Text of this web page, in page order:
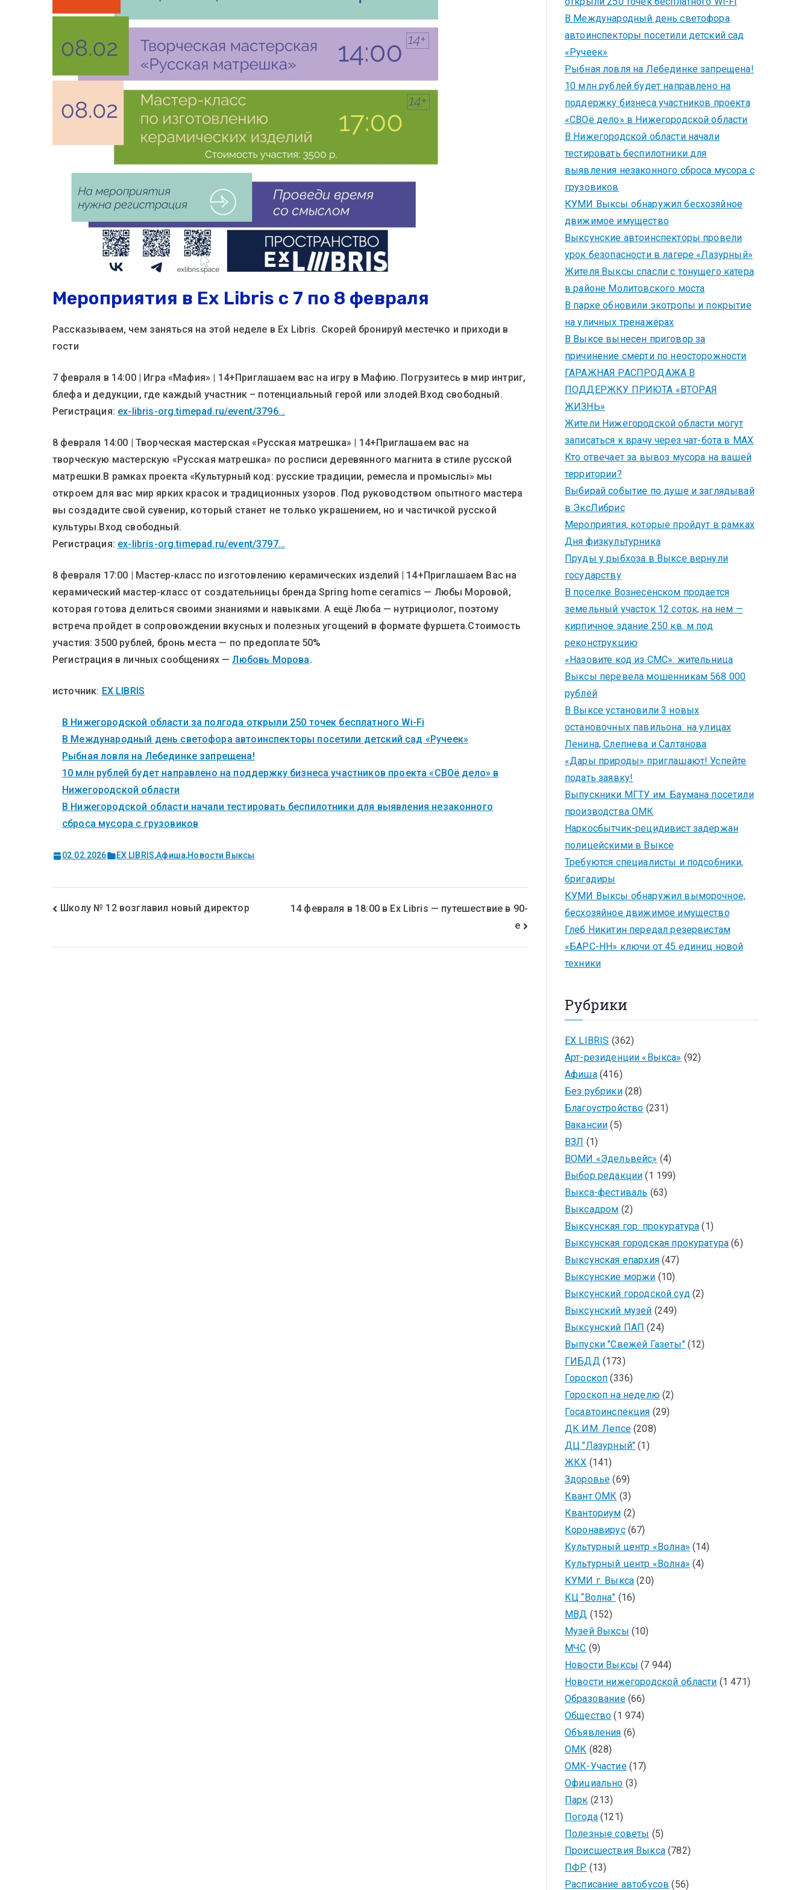
Мероприятия в Ex Libris с 7 по 8 февраля
Рассказываем, чем заняться на этой неделе в Ex Libris. Скорей бронируй местечко и приходи в
гости
7 февраля в 14:00 | Игра «Мафия» | 14+Приглашаем вас на игру в Мафию. Погрузитесь в мир интриг,
блефа и дедукции, где каждый участник – потенциальный герой или злодей.Вход свободный.
Регистрация: ex-libris-org.timepad.ru/event/3796…
8 февраля 14:00 | Творческая мастерская «Русская матрешка» | 14+Приглашаем вас на
творческую мастерскую «Русская матрешка» по росписи деревянного магнита в стиле русской
матрешки.В рамках проекта «Культурный код: русские традиции, ремесла и промыслы» мы
откроем для вас мир ярких красок и традиционных узоров. Под руководством опытного мастера
вы создадите свой сувенир, который станет не только украшением, но и частичкой русской
культуры.Вход свободный.
Регистрация: ex-libris-org.timepad.ru/event/3797…
8 февраля 17:00 | Мастер-класс по изготовлению керамических изделий | 14+Приглашаем Вас на
керамический мастер-класс от создательницы бренда Spring home ceramics — Любы Моровой,
которая готова делиться своими знаниями и навыками. А ещё Люба — нутрициолог, поэтому
встреча пройдет в сопровождении вкусных и полезных угощений в формате фуршета.Стоимость
участия: 3500 рублей, бронь места — по предоплате 50%
Регистрация в личных сообщениях —Любовь Морова.
источник: EX LIBRIS
В Нижегородской области за полгода открыли 250 точек бесплатного Wi-Fi
В Международный день светофора автоинспекторы посетили детский сад «Ручеек»
Рыбная ловля на Лебединке запрещена!
10 млн рублей будет направлено на поддержку бизнеса участников проекта «СВОё дело» в
Нижегородской области
В Нижегородской области начали тестировать беспилотники для выявления незаконного
сброса мусора с грузовиков
02.02.2026 EX LIBRIS,Афиша,Новости Выксы
Школу № 12 возглавил новый директор
14 февраля в 18:00 в Ex Libris — путешествие в 90-
е
В Международный день светофора
автоинспекторы посетили детский сад
«Ручеек»
Рыбная ловля на Лебединке запрещена!
10 млн рублей будет направлено на
поддержку бизнеса участников проекта
«СВОё дело» в Нижегородской области
В Нижегородской области начали
тестировать беспилотники для
выявления незаконного сброса мусора с
грузовиков
КУМИ Выксы обнаружил бесхозяйное
движимое имущество
Выксунские автоинспекторы провели
урок безопасности в лагере «Лазурный»
Жителя Выксы спасли с тонущего катера
в районе Молитовского моста
В парке обновили экотропы и покрытие
на уличных тренажёрах
В Выксе вынесен приговор за
причинение смерти по неосторожности
ГАРАЖНАЯ РАСПРОДАЖА В
ПОДДЕРЖКУ ПРИЮТА «ВТОРАЯ
ЖИЗНЬ»
Жители Нижегородской области могут
записаться к врачу через чат-бота в MAX
Кто отвечает за вывоз мусора на вашей
территории?
Выбирай событие по душе и заглядывай
в ЭксЛибрис
Мероприятия, которые пройдут в рамках
Дня физкультурника
Пруды у рыбхоза в Выксе вернули
государству
В поселке Вознесенском продается
земельный участок 12 соток, на нем —
кирпичное здание 250 кв. м под
реконструкцию
«Назовите код из СМС»: жительница
Выксы перевела мошенникам 568 000
рублей
В Выксе установили 3 новых
остановочных павильона: на улицах
Ленина, Слепнева и Салтанова
«Дары природы» приглашают! Успейте
подать заявку!
Выпускники МГТУ им. Баумана посетили
производства ОМК
Наркосбытчик-рецидивист задержан
полицейскими в Выксе
Требуются специалисты и подсобники,
бригадиры
КУМИ Выксы обнаружил выморочное,
бесхозяйное движимое имущество
Глеб Никитин передал резервистам
«БАРС-НН» ключи от 45 единиц новой
техники
Рубрики
EX LIBRIS (362)
Арт-резиденции «Выкса» (92)
Афиша(416)
Без рубрики(28)
Благоустройство (231)
Вакансии (5)
ВЗЛ (1)
ВОМИ «Эдельвейс» (4)
Выбор редакции (1 199)
Выкса-фестиваль (63)
Выксадром (2)
Выксунская гор. прокуратура (1)
Выксунская городская прокуратура (6)
Выксунская епархия(47)
Выксунские моржи (10)
Выксунский городской суд(2)
Выксунский музей (249)
Выксунский ПАП (24)
Выпуски "Свежей Газеты"(12)
ГИБДД(173)
Гороскоп (336)
Гороскоп на неделю(2)
Госавтоинспекция (29)
ДК ИМ. Лепсе(208)
ДЦ "Лазурный" (1)
ЖКХ (141)
Здоровье (69)
Квант ОМК (3)
Кванториум (2)
Коронавирус(67)
Культурный центр «Волна» (14)
Культурный центр «Волна» (4)
КУМИ г. Выкса (20)
КЦ “Волна” (16)
МВД (152)
Музей Выксы (10)
МЧС (9)
Новости Выксы (7 944)
Новости нижегородской области (1 471)
Образование(66)
Общество (1 974)
Объявления (6)
ОМК (828)
ОМК-Участие(17)
Официально (3)
Парк (213)
Погода(121)
Полезные советы (5)
Происшествия Выкса(782)
ПФР (13)
Расписание автобусов (56)